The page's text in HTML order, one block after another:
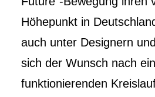
Höhepunkt in
auch unter Designern
sich der Wunsch nach
funktionierenden